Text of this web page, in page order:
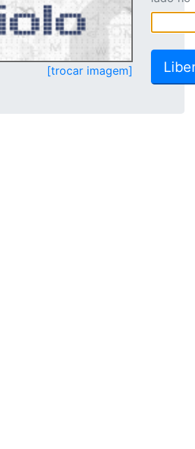
[trocar imagem]